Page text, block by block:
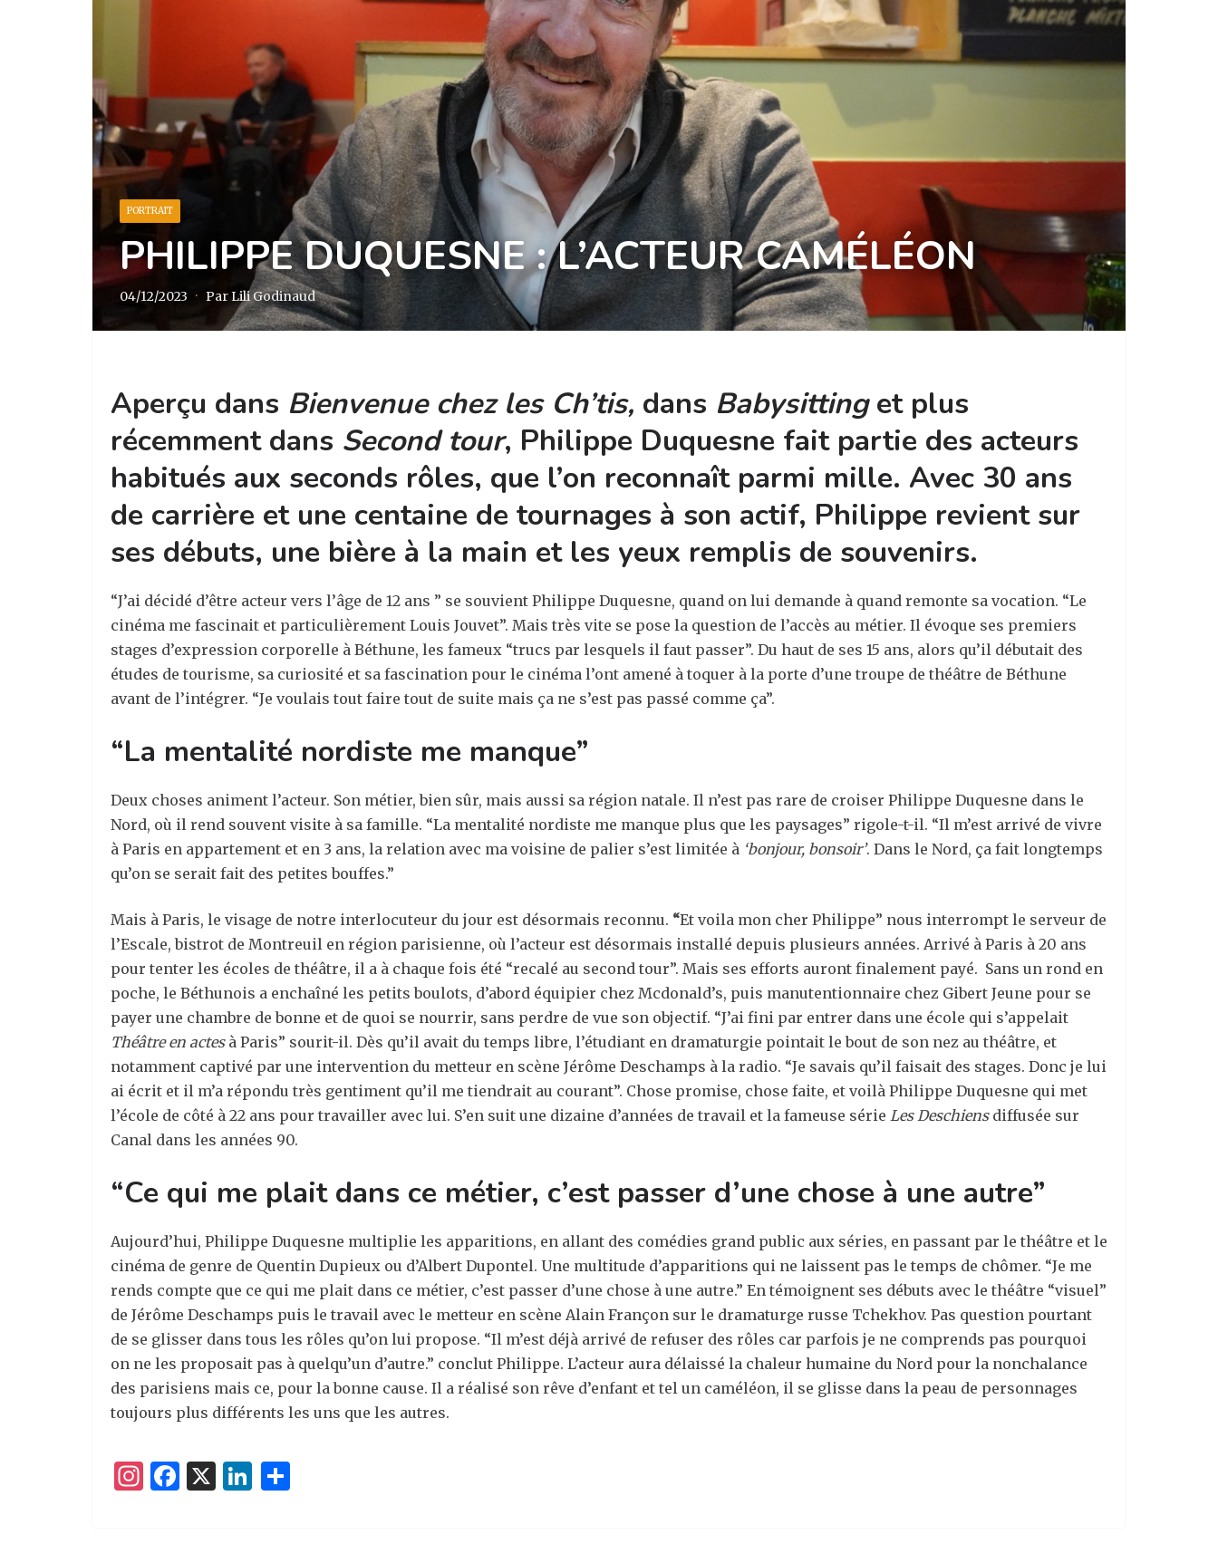
PORTRAIT
PHILIPPE DUQUESNE : L’ACTEUR CAMÉLÉON
04/12/2023 · Par Lili Godinaud
Aperçu dans Bienvenue chez les Ch’tis, dans Babysittinget plus
récemment dans Second tour, Philippe Duquesne fait partie des acteurs
habitués aux seconds rôles, que l’on reconnaît parmi mille. Avec 30 ans
de carrière et une centaine de tournages à son actif, Philippe revient sur
ses débuts, une bière à la main et les yeux remplis de souvenirs.
“J’ai décidé d’être acteur vers l’âge de 12 ans ” se souvient Philippe Duquesne, quand on lui demande à quand remonte sa vocation. “Le
cinéma me fascinait et particulièrement Louis Jouvet”. Mais très vite se pose la question de l’accès au métier. Il évoque ses premiers
stages d’expression corporelle à Béthune, les fameux “trucs par lesquels il faut passer”. Du haut de ses 15 ans, alors qu’il débutait des
études de tourisme, sa curiosité et sa fascination pour le cinéma l’ont amené à toquer à la porte d’une troupe de théâtre de Béthune
avant de l’intégrer. “Je voulais tout faire tout de suite mais ça ne s’est pas passé comme ça”.
“La mentalité nordiste me manque”
Deux choses animent l’acteur. Son métier, bien sûr, mais aussi sa région natale. Il n’est pas rare de croiser Philippe Duquesne dans le
Nord, où il rend souvent visite à sa famille. “La mentalité nordiste me manque plus que les paysages” rigole-t-il. “Il m’est arrivé de vivre
à Paris en appartement et en 3 ans, la relation avec ma voisine de palier s’est limitée à ‘bonjour, bonsoir’. Dans le Nord, ça fait longtemps
qu’on se serait fait des petites bouffes.”
Mais à Paris, le visage de notre interlocuteur du jour est désormais reconnu. “Et voila mon cher Philippe” nous interrompt le serveur de
l’Escale, bistrot de Montreuil en région parisienne, où l’acteur est désormais installé depuis plusieurs années. Arrivé à Paris à 20 ans
pour tenter les écoles de théâtre, il a à chaque fois été “recalé au second tour”. Mais ses efforts auront finalement payé. Sans un rond en
poche, le Béthunois a enchaîné les petits boulots, d’abord équipier chez Mcdonald’s, puis manutentionnaire chez Gibert Jeune pour se
payer une chambre de bonne et de quoi se nourrir, sans perdre de vue son objectif. “J’ai fini par entrer dans une école qui s’appelait
Théâtre en actesà Paris” sourit-il. Dès qu’il avait du temps libre, l’étudiant en dramaturgie pointait le bout de son nez au théâtre, et
notamment captivé par une intervention du metteur en scène Jérôme Deschamps à la radio. “Je savais qu’il faisait des stages. Donc je lui
ai écrit et il m’a répondu très gentiment qu’il me tiendrait au courant”. Chose promise, chose faite, et voilà Philippe Duquesne qui met
l’école de côté à 22 ans pour travailler avec lui. S’en suit une dizaine d’années de travail et la fameuse série Les Deschiens diffusée sur
Canal dans les années 90.
“Ce qui me plait dans ce métier, c’est passer d’une chose à une autre”
Aujourd’hui, Philippe Duquesne multiplie les apparitions, en allant des comédies grand public aux séries, en passant par le théâtre et le
cinéma de genre de Quentin Dupieux ou d’Albert Dupontel. Une multitude d’apparitions qui ne laissent pas le temps de chômer. “Je me
rends compte que ce qui me plait dans ce métier, c’est passer d’une chose à une autre.” En témoignent ses débuts avec le théâtre “visuel”
de Jérôme Deschamps puis le travail avec le metteur en scène Alain Françon sur le dramaturge russe Tchekhov. Pas question pourtant
de se glisser dans tous les rôles qu’on lui propose. “Il m’est déjà arrivé de refuser des rôles car parfois je ne comprends pas pourquoi
on ne les proposait pas à quelqu’un d’autre.” conclut Philippe. L’acteur aura délaissé la chaleur humaine du Nord pour la nonchalance
des parisiens mais ce, pour la bonne cause. Il a réalisé son rêve d’enfant et tel un caméléon, il se glisse dans la peau de personnages
toujours plus différents les uns que les autres.
I
F
X
Li